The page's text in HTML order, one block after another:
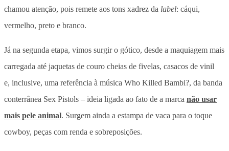
chamou atenção, pois remete aos tons xadrez da label: cáqui,
vermelho, preto e branco.
Já na segunda etapa, vimos surgir o gótico, desde a maquiagem mais
carregada até jaquetas de couro cheias de fivelas, casacos de vinil
e, inclusive, uma referência à música Who Killed Bambi?, da banda
conterrânea Sex Pistols – ideia ligada ao fato de a marca não usar
mais pele animal. Surgem ainda a estampa de vaca para o toque
cowboy, peças com renda e sobreposições.